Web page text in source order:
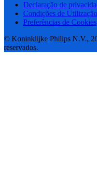
Declaração de
Condições de Utilização
Preferências de Cookies
© Koninklijke Philips N.V.,
reservados.